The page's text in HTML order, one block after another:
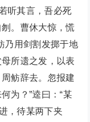
听其言，吾必死
。曹休大惊，慌
乃用剑割发掷于地
所遗之发，以表
鲂辞去。忽报建
为？”逵曰：“某
，待某两下夹